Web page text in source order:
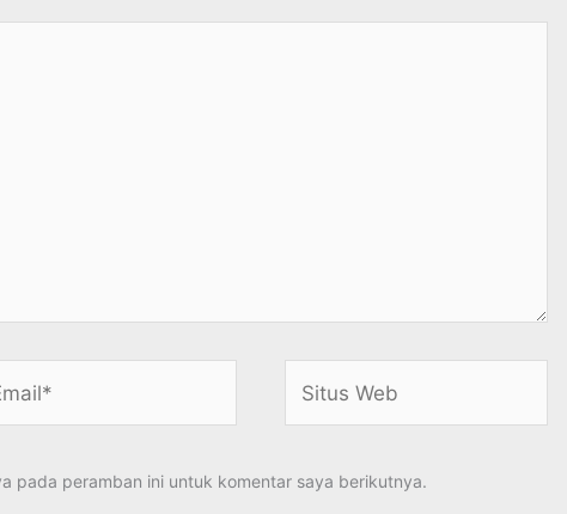
Web
pada peramban ini untuk komentar saya berikutnya.